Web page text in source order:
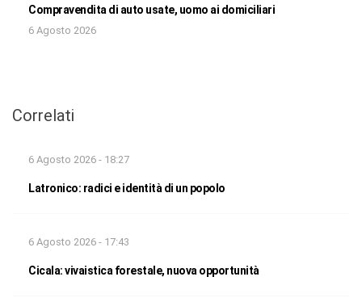
Compravendita di auto usate, uomo ai domiciliari
6 Agosto 2026
Correlati
6 Agosto 2026 - 18:27
Latronico: radici e identità di un popolo
6 Agosto 2026 - 17:43
Cicala: vivaistica forestale, nuova opportunità